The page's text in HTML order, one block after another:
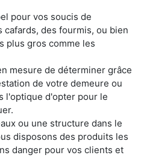
pour vos soucis de
des fourmis, ou bien
plus gros comme les
mesure de déterminer grâce
de votre demeure ou
l'optique d'opter pour le
ou une structure dans le
disposons des produits les
danger pour vos clients et